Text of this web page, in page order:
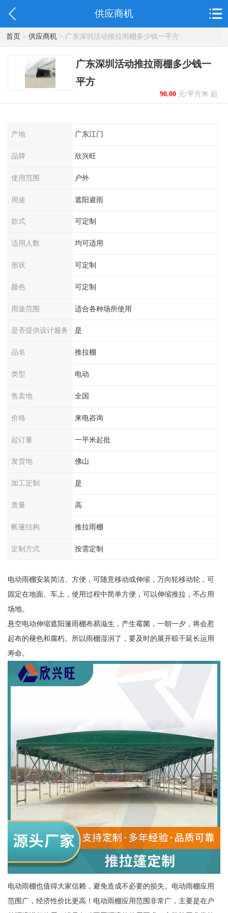
供应商机
首页> 供应商机> 广东深圳活动推拉雨棚多少钱一平方
广东深圳活动推拉雨棚多少钱一
平方
90.00元/平方米 起
产地 广东江门
品牌 欣兴旺
使用范围 户外
用途 遮阳避雨
款式 可定制
适用人数 均可适用
形状 可定制
颜色 可定制
用途范围 适合各种场所使用
是否提供设计服务 是
品名 推拉棚
类型 电动
售卖地 全国
价格 来电咨询
起订量 一平米起批
发货地 佛山
加工定制 是
质量 高
帐篷结构 推拉雨棚
定制方式 按需定制
电动雨棚安装简洁、方便，可随意移动或伸缩，万向轮移动轮，可
固定在地面、车上，使用过程中简单方便，可以伸缩推拉，不占用
场地。
悬空电动伸缩遮阳篷雨棚布易滋生，产生霉菌，一朝一夕，将会惹
起布的褪色和腐朽。所以雨棚湿润了，要及时的展开晾干延长运用
寿命。
电动雨棚也值得大家信赖，避免造成不必要的损失。电动雨棚应用
范围广，经济性价比更高！电动雨棚应用范围非常广，主要是在户